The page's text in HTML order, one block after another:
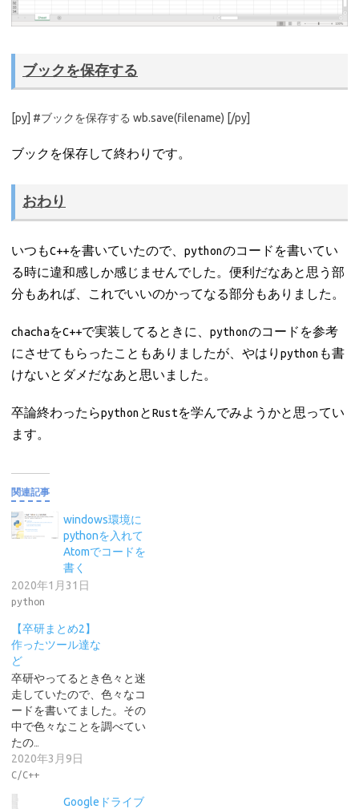
ブックを保存する
[py] #ブックを保存する wb.save(filename) [/py]
ブックを保存して終わりです。
おわり
いつもC++を書いていたので、pythonのコードを書いてい
る時に違和感しか感じませんでした。便利だなあと思う部
分もあれば、これでいいのかってなる部分もありました。
chachaをC++で実装してるときに、pythonのコードを参考
にさせてもらったこともありましたが、やはりpythonも書
けないとダメだなあと思いました。
卒論終わったらpythonとRustを学んでみようかと思ってい
ます。
関連記事
windows環境に
pythonを入れて
Atomでコードを
書く
2020年1月31日
python
【卒研まとめ2】
作ったツール達な
ど
卒研やってるとき色々と迷
走していたので、色々なコ
ードを書いてました。その
中で色々なことを調べてい
たの…
2020年3月9日
C/C++
Googleドライブ